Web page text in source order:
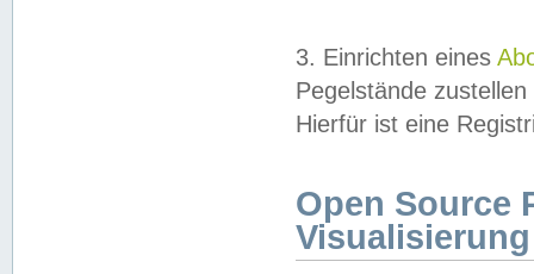
3. Einrichten eines
Pegelstände
Hierfür ist eine
Open Source
Visualisierung